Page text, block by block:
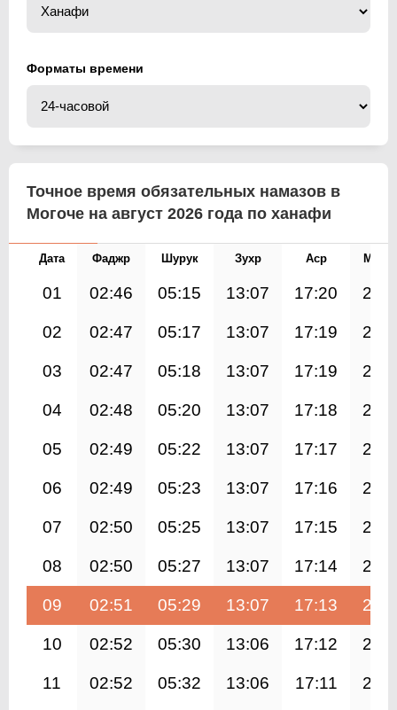
Форматы времени
Точное время обязательных намазов в
Могоче на август 2026 года по ханафи
Дата Фаджр Шурук Зухр Аср
01 02:46 05:15 13:07 17:20
02 02:47 05:17 13:07 17:19
03 02:47 05:18 13:07 17:19
04 02:48 05:20 13:07 17:18
05 02:49 05:22 13:07 17:17
06 02:49 05:23 13:07 17:16
07 02:50 05:25 13:07 17:15
08 02:50 05:27 13:07 17:14
09 02:51 05:29 13:07 17:13
10 02:52 05:30 13:06 17:12
11 02:52 05:32 13:06 17:11